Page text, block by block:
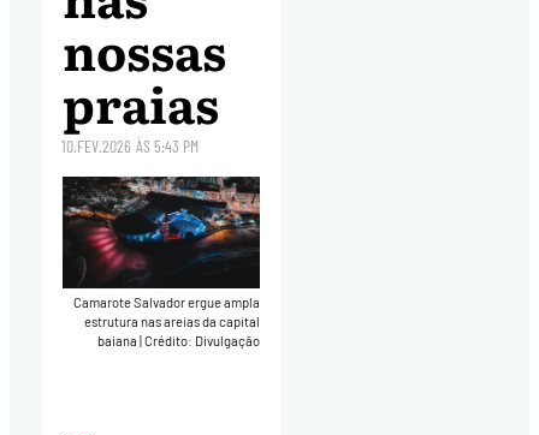
nossas
praias
10.FEV.2026 ÀS5:43 PM
Camarote Salvador ergue ampla
estrutura nas areias da capital
baiana |Crédito: Divulgação